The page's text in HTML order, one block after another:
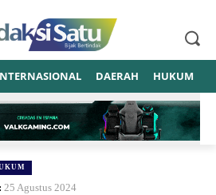
DAERAH HUKUM
25 Agustus 2024